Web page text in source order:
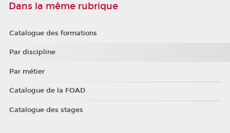
Dans la même rubrique
Catalogue des formations
Par discipline
Par métier
Catalogue de la FOAD
Catalogue des stages